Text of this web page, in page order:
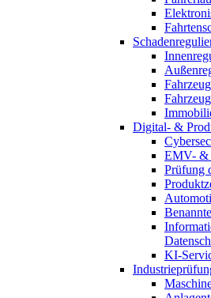
Digital- &
EMV- &
Prüfung
KI-